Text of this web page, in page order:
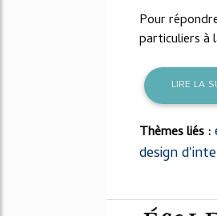
Pour
particuliers à
LIRE LA
Thèmes liés :
design